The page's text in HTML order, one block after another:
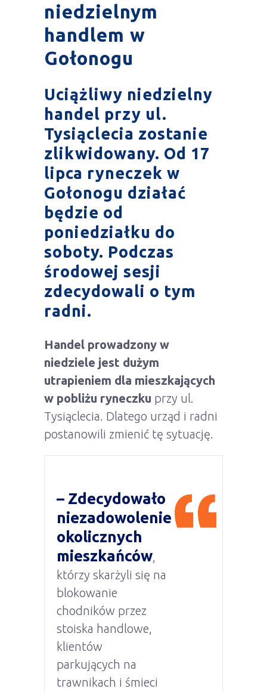
niedzielnym
handlem w
Gołonogu
Uciążliwy niedzielny
handel przy ul.
Tysiąclecia zostanie
zlikwidowany. Od 17
lipca ryneczek w
Gołonogu działać
będzie od
poniedziałku do
soboty. Podczas
środowej sesji
zdecydowali o tym
radni.
Handel prowadzony w
niedziele jest dużym
utrapieniem dla mieszkających
w pobliżu ryneczku przy ul.
Tysiąclecia. Dlatego urząd i radni
postanowili zmienić tę sytuację.
– Zdecydowało
niezadowolenie
okolicznych
mieszkańców
którzy skarżyli się na
blokowanie
chodników przez
stoiska handlowe,
klientów
parkujących na
trawnikach i śmieci